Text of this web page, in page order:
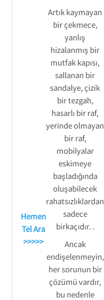
Hemen
Tel Ara
>>>>>
Artık kaymayan
bir çekmece,
yanlış
hizalanmış bir
mutfak kapısı,
sallanan bir
sandalye, çizik
bir tezgah,
hasarlı bir raf,
yerinde olmayan
bir raf,
mobilyalar
eskimeye
başladığında
oluşabilecek
rahatsızlıklardan
sadece
birkaçıdır. .
Ancak
endişelenmeyin,
her sorunun bir
çözümü vardır,
bu nedenle